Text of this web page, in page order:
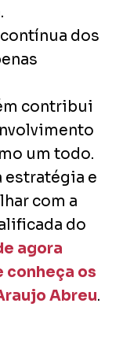
dos
contribui
um todo.
estratégia e
com a
do
agora
conheça os
Abreu.